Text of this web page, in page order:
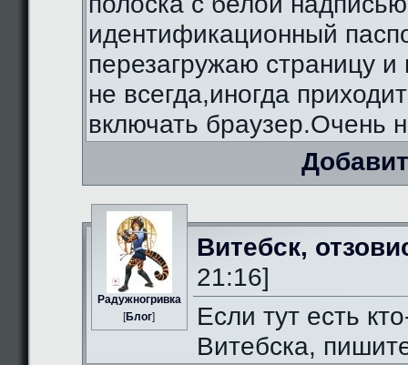
идентификационный
перезагружаю страницу и
не всегда,иногда
включать браузер.Очень
Радужногривка
[Блог]
Витебск,
21:16]
Если тут есть
Витебска,